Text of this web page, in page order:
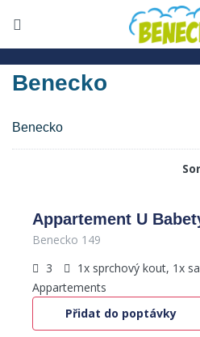
Benecko
Benecko
Appartement U
Benecko 149
3
1x sprchový kout, 1x
Appartements
Přidat do poptávky